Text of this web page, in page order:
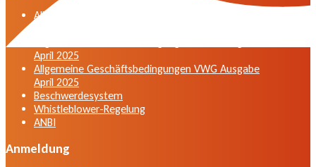
Allgemeine Geschäftsbedingungen der VWG in der
April 2025
Allgemeine Geschäftsbedingungen VWG Ausgabe
April 2025
Beschwerdesystem
Whistleblower-Regelung
ANBI
Anmeldung